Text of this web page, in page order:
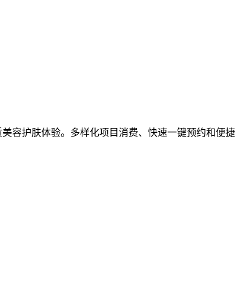
容护肤体验。多样化项目消费、快速一键预约和便捷